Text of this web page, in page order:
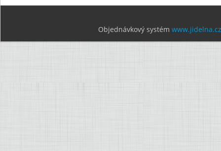
Objednávkový systém www.jidelna.cz